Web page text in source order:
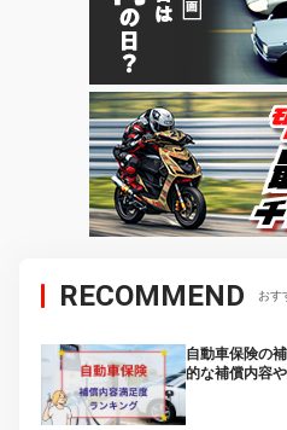
RECOMMEND おす
自動車保険の
的な補償内容